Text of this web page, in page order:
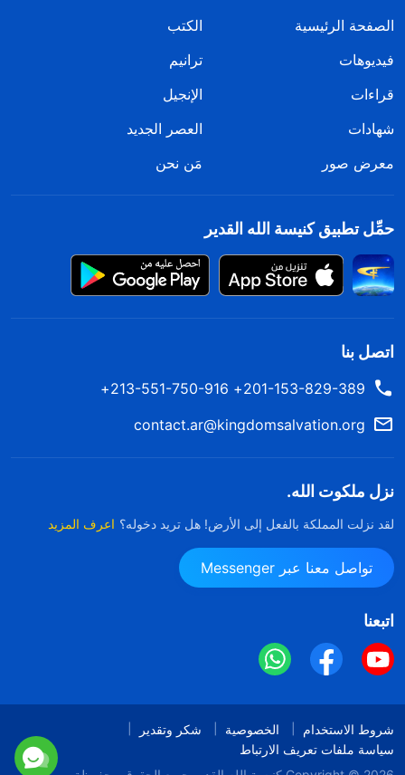
الصفحة الرئيسية
الكتب
فيديوهات
ترانيم
قراءات
الإنجيل
شهادات
العصر الجديد
معرض صور
مَن نحن
حمِّل تطبيق كنيسة الله القدير
اتصل بنا
201-153-829-389+ 213-551-750-916+
contact.ar@kingdomsalvation.org
نزل ملكوت الله.
لقد نزلت المملكة بالفعل إلى الأرض! هل تريد دخوله؟ اعرف المزيد
تواصل معنا عبر Messenger
اتبعنا
شروط الاستخدام الخصوصية
شكر وتقدير
سياسة ملفات تعريف الارتباط